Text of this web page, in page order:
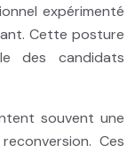
expérimenté
Cette posture
des candidats
souvent une
Ces